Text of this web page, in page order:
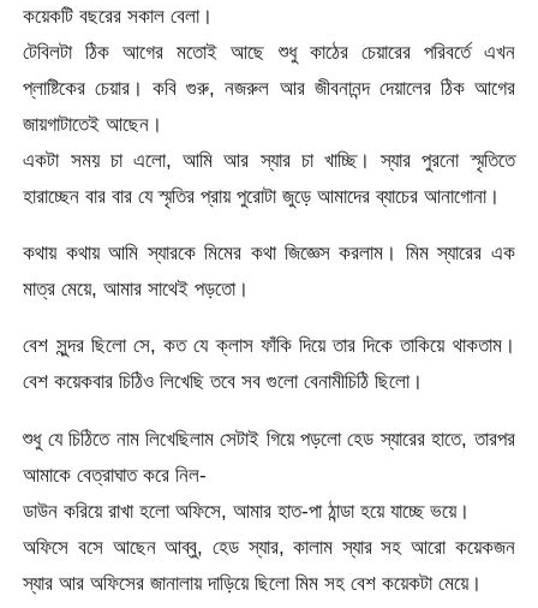
কয়েকটি বছরের সকাল বেলা।
টেবিলটা ঠিক আগের মতোই আছে শুধু কাঠের চেয়ারের পরিবর্তে এখন
প্লাষ্টিকের চেয়ার। কবি গুরু, নজরুল আর জীবনানন্দ দেয়ালের ঠিক আগের
জায়গাটাতেই আছেন।
একটা সময় চা এলো, আমি আর স্যার চা খাচ্ছি। স্যার পুরনো স্মৃতিতে
হারাচ্ছেন বার বার যে স্মৃতির প্রায় পুরোটা জুড়ে আমাদের ব্যাচের আনাগোনা।
কথায় কথায় আমি স্যারকে মিমের কথা জিজ্ঞেস করলাম। মিম স্যারের এক
মাত্র মেয়ে, আমার সাথেই পড়তো।
বেশ সুন্দর ছিলো সে, কত যে ক্লাস ফাঁকি দিয়ে তার দিকে তাকিয়ে থাকতাম।
বেশ কয়েকবার চিঠিও লিখেছি তবে সব গুলো বেনামীচিঠি ছিলো।
শুধু যে চিঠিতে নাম লিখেছিলাম সেটাই গিয়ে পড়লো হেড স্যারের হাতে, তারপর
আমাকে বেত্রাঘাত করে নিল-
ডাউন করিয়ে রাখা হলো অফিসে, আমার হাত-পা ঠান্ডা হয়ে যাচ্ছে ভয়ে।
অফিসে বসে আছেন আব্বু, হেড স্যার, কালাম স্যার সহ আরো কয়েকজন
স্যার আর অফিসের জানালায় দাড়িয়ে ছিলো মিম সহ বেশ কয়েকটা মেয়ে।